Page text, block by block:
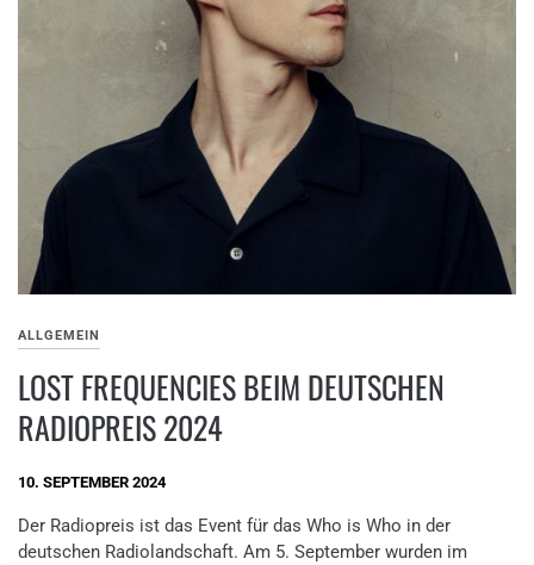
ALLGEMEIN
LOST FREQUENCIES BEIM DEUTSCHEN
RADIOPREIS 2024
10. SEPTEMBER 2024
Der Radiopreis ist das Event für das Who is Who in der
deutschen Radiolandschaft. Am 5. September wurden im